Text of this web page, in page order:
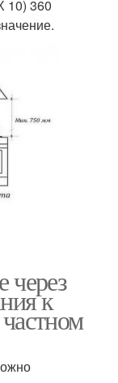
10) 360
через
к